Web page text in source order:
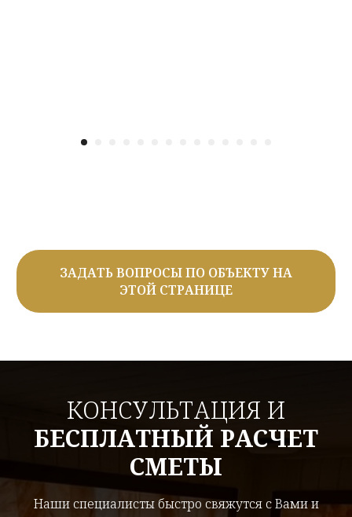
ЗАДАТЬ ВОПРОСЫ ПО ОБЪЕКТУ НА
ЭТОЙ СТРАНИЦЕ
КОНСУЛЬТАЦИЯ И
БЕСПЛАТНЫЙ РАСЧЕТ
СМЕТЫ
Наши специалисты быстро свяжутся с Вами и